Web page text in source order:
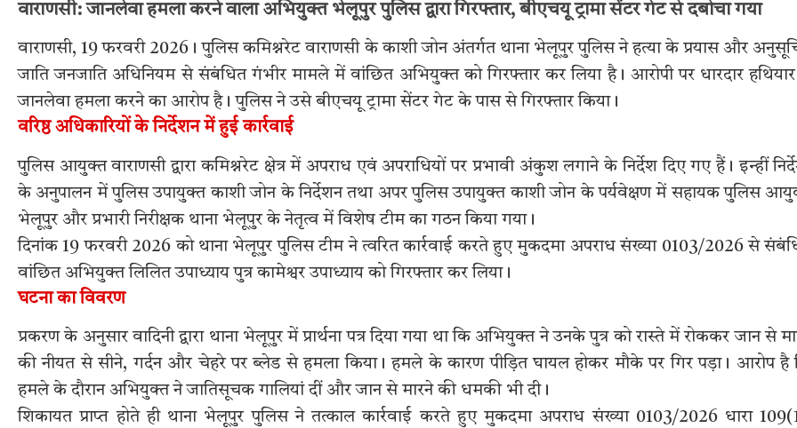
वाराणसी: जानलेवा हमला करने वाला अभियुक्त भेलूपुर पुलिस द्वारा गिरफ्तार, बीएचयू ट्रामा सेंटर गेट से दबोचा गया
वाराणसी, 19 फरवरी 2026। पुलिस कमिश्नरेट वाराणसी के काशी जोन अंतर्गत थाना भेलूपुर पुलिस ने हत्या के प्रयास और
जाति जनजाति अधिनियम से संबंधित गंभीर मामले में वांछित अभियुक्त को गिरफ्तार कर लिया है। आरोपी पर धारदार
जानलेवा हमला करने का आरोप है। पुलिस ने उसे बीएचयू ट्रामा सेंटर गेट के पास से गिरफ्तार किया।
वरिष्ठ अधिकारियों के निर्देशन में हुई कार्रवाई
पुलिस आयुक्त वाराणसी द्वारा कमिश्नरेट क्षेत्र में अपराध एवं अपराधियों पर प्रभावी अंकुश लगाने के निर्देश दिए गए हैं। इन्हीं
के अनुपालन में पुलिस उपायुक्त काशी जोन के निर्देशन तथा अपर पुलिस उपायुक्त काशी जोन के पर्यवेक्षण में सहायक पुलिस
भेलूपुर और प्रभारी निरीक्षक थाना भेलूपुर के नेतृत्व में विशेष टीम का गठन किया गया।
दिनांक 19 फरवरी 2026 को थाना भेलूपुर पुलिस टीम ने त्वरित कार्रवाई करते हुए मुकदमा अपराध संख्या 0103/2026 से
वांछित अभियुक्त लिलित उपाध्याय पुत्र कामेश्वर उपाध्याय को गिरफ्तार कर लिया।
घटना का विवरण
प्रकरण के अनुसार वादिनी द्वारा थाना भेलूपुर में प्रार्थना पत्र दिया गया था कि अभियुक्त ने उनके पुत्र को रास्ते में रोककर जान से
की नीयत से सीने, गर्दन और चेहरे पर ब्लेड से हमला किया। हमले के कारण पीड़ित घायल होकर मौके पर गिर पड़ा। आरोप है
हमले के दौरान अभियुक्त ने जातिसूचक गालियां दीं और जान से मारने की धमकी भी दी।
शिकायत प्राप्त होते ही थाना भेलूपुर पुलिस ने तत्काल कार्रवाई करते हुए मुकदमा अपराध संख्या 0103/2026 धारा